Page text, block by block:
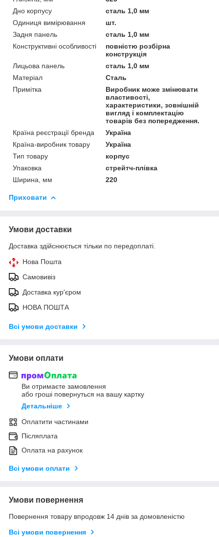
Дно корпусу
сталь 1,0 мм
Одиниця вимірювання
шт.
Задня панель
сталь 1,0 мм
Конструктивні особливості
повністю розбірна
конструкція
Лицьова панель
сталь 1,0 мм
Матеріал
Сталь
Примітка
Виробник може змінювати
властивості,
характеристики, зовнішній
вигляд і комплектацію
товарів без попередження.
Країна реєстрації бренда
Україна
Країна-виробник товару
Україна
Тип товару
корпус
Упаковка
стрейтч-плівка
Ширина, мм
220
Приховати
Умови доставки
Доставка здійснюється тільки по передоплаті.
Нова Пошта
Самовивіз
Доставка кур'єром
НОВА ПОШТА
Всі умови доставки
Умови оплати
Ви отримаєте замовлення
або гроші повернуться на вашу картку
Детальніше
Оплатити частинами
Післяплата
Оплата на рахунок
Всі умови оплати
Умови повернення
Повернення товару впродовж 14 днів за домовленістю
Всі умови повернення